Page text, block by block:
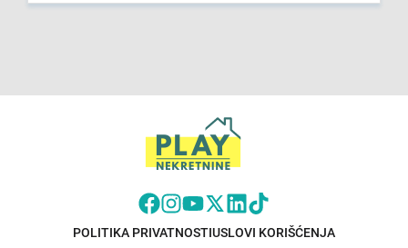
POLITIKA PRIVATNOSTIUSLOVI KORIŠĆENJA